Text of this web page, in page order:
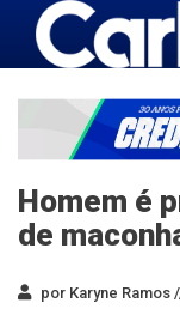
Homem é
de
por Karyne Ramos